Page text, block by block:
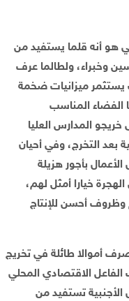
هو أنه قلما يستفيد من
وخبراء، ولطالما عرف
يستثمر ميزانيات ضخمة
الفضاء المناسب
خريجو المدارس العليا
بعد التخرج، وفي أحيان
بأجور هزيلة
خيارا أمثل لهم،
أحسن للإنتاج
أموالا طائلة في تخريج
الاقتصادي المحلي
تستفيد من